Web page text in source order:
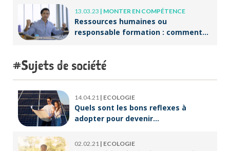
13.03.23 | MONTER EN COMPÉTENCE
Ressources humaines ou
responsable formation : comment
Sujets de société
14.04.21 | ECOLOGIE
Quels sont les bons reflexes à
adopter pour devenir
02.02.21 | ECOLOGIE